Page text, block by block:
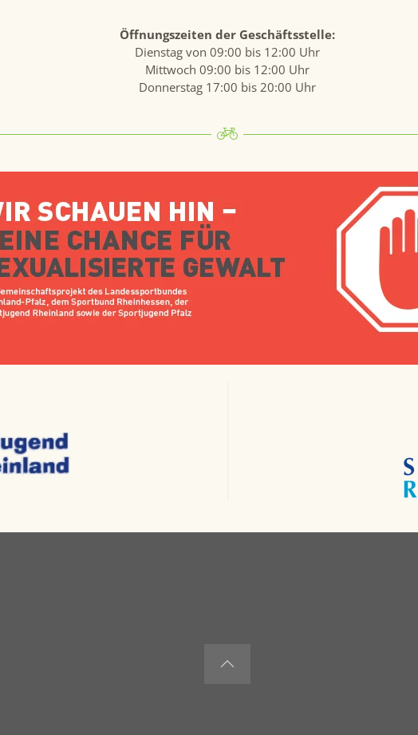
Öffnungszeiten der Geschäftsstelle:
Dienstag von 09:00 bis 12:00 Uhr
Mittwoch 09:00 bis 12:00 Uhr
Donnerstag 17:00 bis 20:00 Uhr